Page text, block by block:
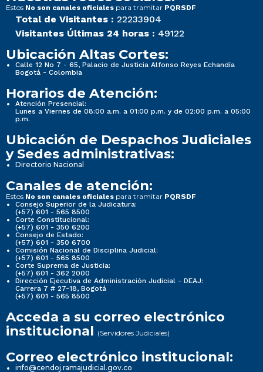
Estos No son canales oficiales para tramitar PQRSDF
Total de Visitantes : 22233904
Visitantes Últimas 24 horas : 49122
Ubicación Altas Cortes:
Calle 12 No 7 - 65, Palacio de Justicia Alfonso Reyes Echandía
Bogotá - Colombia
Horarios de Atención:
Atención Presencial:
Lunes a Viernes de 08:00 a.m. a 01:00 p.m. y de 02:00 p.m. a 05:00
p.m.
Ubicación de Despachos Judiciales
y Sedes administrativas:
Directorio Nacional
Canales de atención:
Estos No son canales oficiales para tramitar PQRSDF
Consejo Superior de la Judicatura:
(+57) 601 - 565 8500
Corte Constitucional:
(+57) 601 - 350 6200
Consejo de Estado:
(+57) 601 - 350 6700
Comisión Nacional de Disciplina Judicial:
(+57) 601 - 565 8500
Corte Suprema de Justicia:
(+57) 601 - 362 2000
Dirección Ejecutiva de Administración Judicial - DEAJ:
Carrera 7 # 27-18, Bogotá
(+57) 601 - 565 8500
Acceda a su correo electrónico
institucional (Servidores Judiciales)
Correo electrónico institucional:
info@cendoj.ramajudicial.gov.co